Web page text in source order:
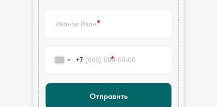
+7
Отправить
*
*